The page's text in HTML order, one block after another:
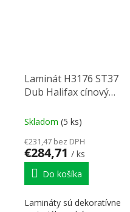
Laminát H3176 ST37
Dub Halifax cínový
Skladom (5 ks)
€231,47 bez DPH
€284,71 / ks
Do košíka
Lamináty sú dekoratívne